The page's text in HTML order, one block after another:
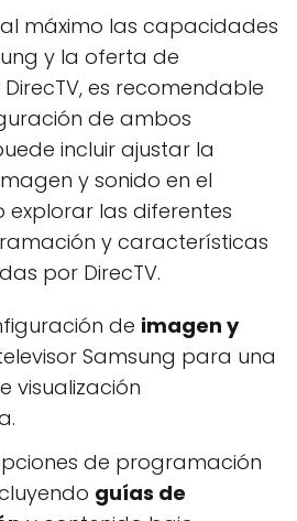
máximo las capacidades
y la oferta de
es recomendable
de ambos
incluir ajustar la
y sonido en el
explorar las diferentes
y características
por DirecTV.
de imagen y
Samsung para una
visualización
de programación
guías de